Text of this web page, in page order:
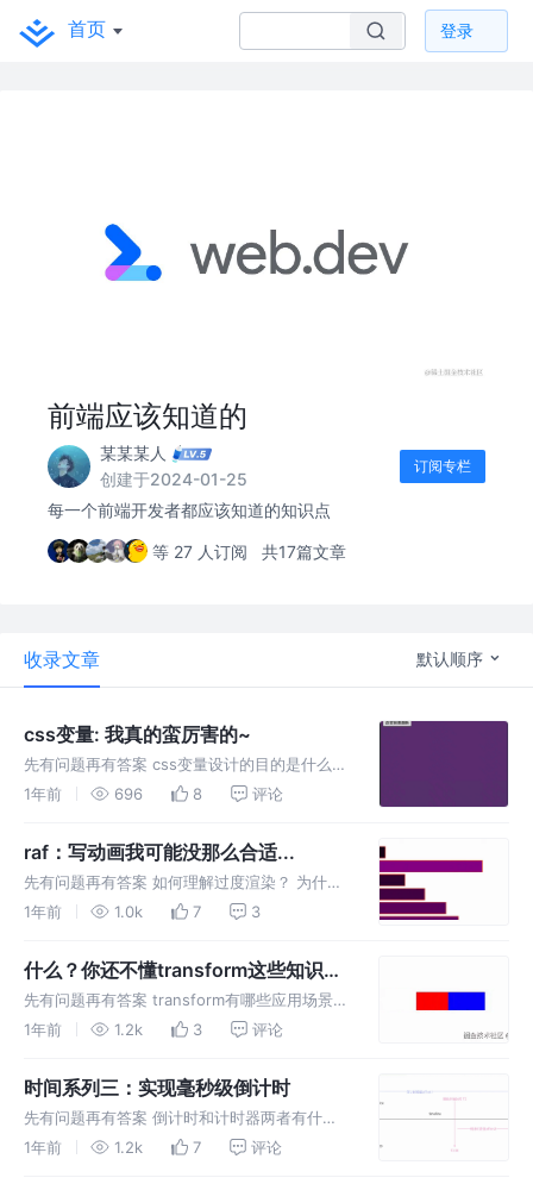
首页 登录
前端应该知道的
某某某人
创建于2024-01-25
订阅专栏
每一个前端开发者都应该知道的知识点
等 27 人订阅 共17篇文章
收录文章 默认顺序
css变量: 我真的蛮厉害的~
先有问题再有答案 css变量设计的目的是什么？
css变量如何声明与使用? 该如何理解变量的作
css变量是css与js的桥梁 这个理解对嘛？ 设计
1年前 696 8 评论
raf：写动画我可能没那么合适...
先有问题再有答案 如何理解过度渲染？ 为什么
动画会掉帧？ raf写动画真的是最佳实践嘛？ 高
备上如何控制频率为60fps？ 关于动画有什么建
议？ c
1年前 1.0k 7 3
什么？你还不懂transform这些知识
点？
先有问题再有答案 transform有哪些应用场景？
为什么transform性能较好？ 移动变化的本质
觉位置和dom位置有什么区别？ tran
1年前 1.2k 3 评论
时间系列三：实现毫秒级倒计时
先有问题再有答案 倒计时和计时器两者有什么
区别？ 这些区别在技术实现上有什么影响？ 如
1年前 1.2k 7 评论